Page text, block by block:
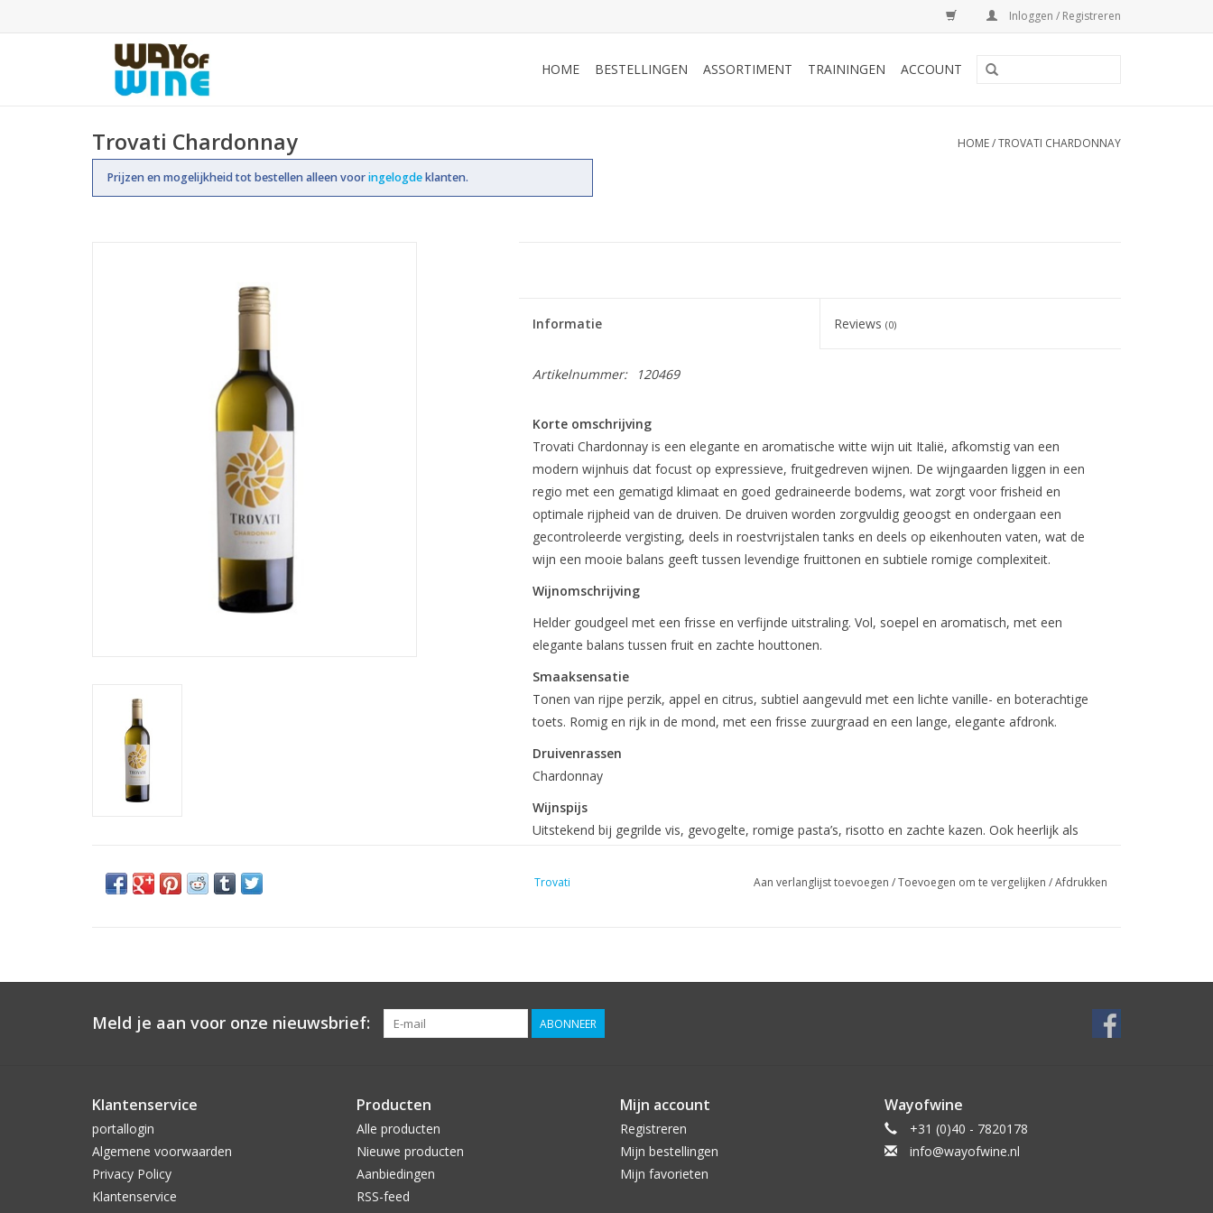
Inloggen / Registreren
HOME BESTELLINGEN ASSORTIMENT TRAININGEN ACCOUNT
Trovati Chardonnay
Prijzen en mogelijkheid tot bestellen alleen vooringelogdeklanten.
HOME/TROVATI CHARDONNAY
Informatie Reviews(0)
Artikelnummer: 120469
Korte omschrijving
Trovati Chardonnay is een elegante en aromatische witte wijn uit Italië, afkomstig van een
modern wijnhuis dat focust op expressieve, fruitgedreven wijnen. De wijngaarden liggen in een
regio met een gematigd klimaat en goed gedraineerde bodems, wat zorgt voor frisheid en
optimale rijpheid van de druiven. De druiven worden zorgvuldig geoogst en ondergaan een
gecontroleerde vergisting, deels in roestvrijstalen tanks en deels op eikenhouten vaten, wat de
wijn een mooie balans geeft tussen levendige fruittonen en subtiele romige complexiteit.
Wijnomschrijving
Helder goudgeel met een frisse en verfijnde uitstraling. Vol, soepel en aromatisch, met een
elegante balans tussen fruit en zachte houttonen.
Smaaksensatie
Tonen van rijpe perzik, appel en citrus, subtiel aangevuld met een lichte vanille- en boterachtige
toets. Romig en rijk in de mond, met een frisse zuurgraad en een lange, elegante afdronk.
Druivenrassen
Chardonnay
Wijnspijs
Uitstekend bij gegrilde vis, gevogelte, romige pasta’s, risotto en zachte kazen. Ook heerlijk als
Trovati Aan verlanglijst toevoegen /Toevoegen om te vergelijken /Afdrukken
Meld je aan voor onze nieuwsbrief: ABONNEER
Klantenservice
portallogin
Algemene voorwaarden
Privacy Policy
Klantenservice
Producten
Alle producten
Nieuwe producten
Aanbiedingen
RSS-feed
Mijn account
Registreren
Mijn bestellingen
Mijn favorieten
Wayofwine
+31 (0)40 - 7820178
info@wayofwine.nl